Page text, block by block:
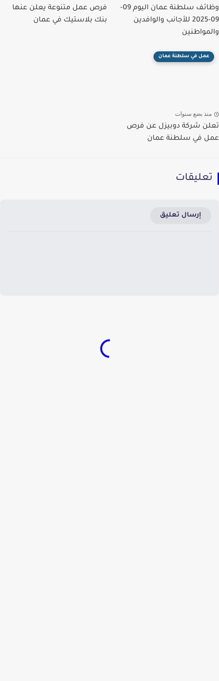
وظائف سلطنة عمان اليوم 09-
09-2025 للأجانب والوافدين
والمواطنين
فرص عمل متنوعة يعلن عنها
بنك بلاستيك في عمان
عمل في سلطنة عمان
منذ بضع سنوات
تعلن شركة دوبيزل عن فرص
عمل في سلطنة عمان
تعليقات
إرسال تعليق